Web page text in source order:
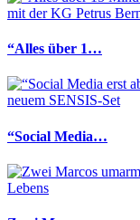
“Alles über 1…
“Social Media…